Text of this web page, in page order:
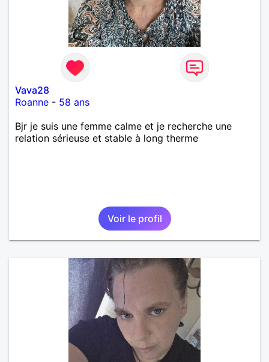
Vava28
Roanne - 58 ans
Bjr je suis une femme calme et je recherche une
relation sérieuse et stable à long therme
Voir le profil